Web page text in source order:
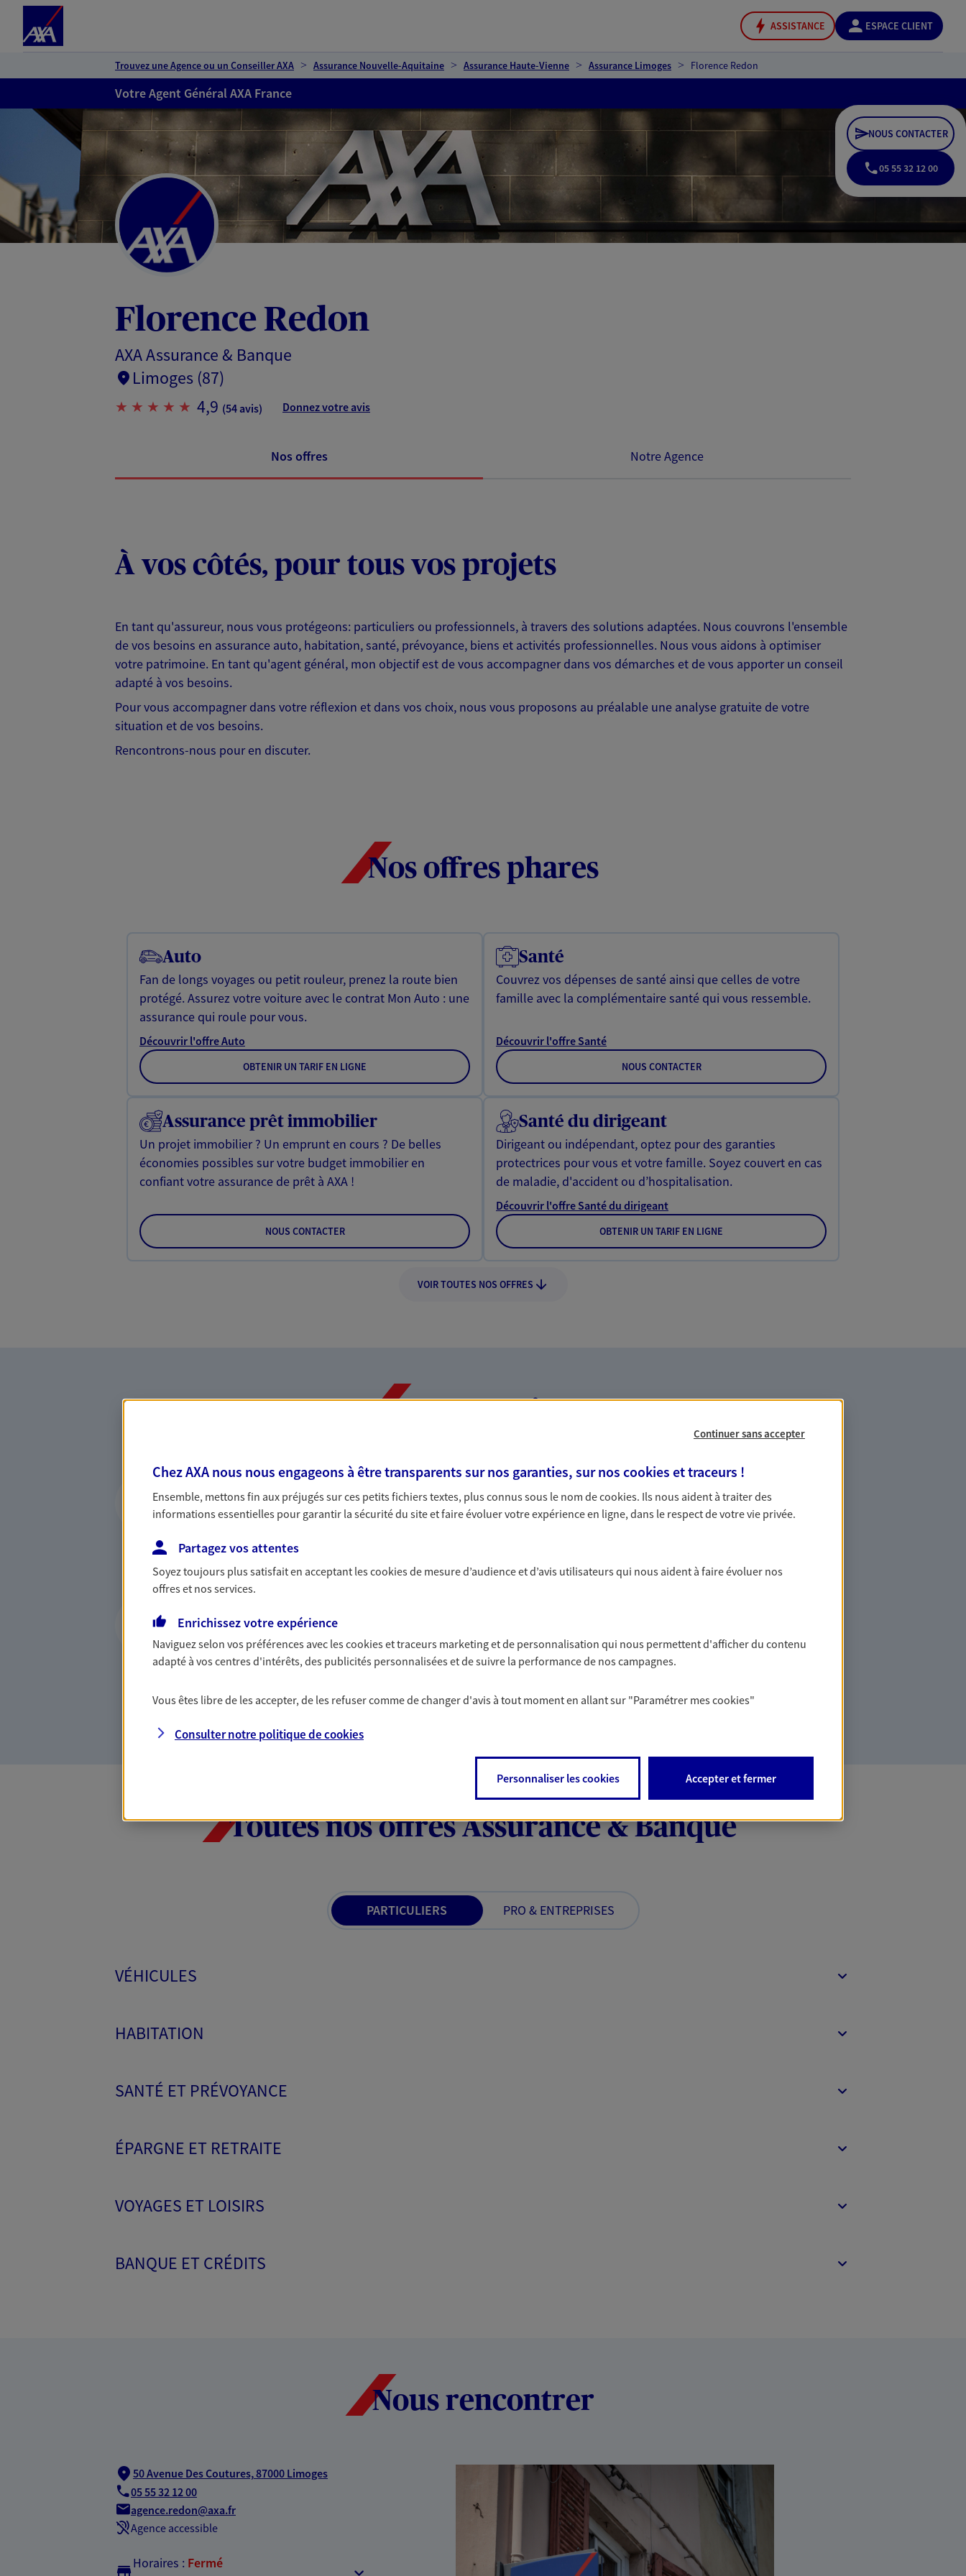
ASSISTANCE ESPACE CLIENT
Trouvez une Agence ou un Conseiller AXA Assurance Nouvelle-Aquitaine Assurance Haute-Vienne Assurance Limoges Florence Redon
Votre Agent Général AXA France
Florence Redon
AXA Assurance & Banque
Limoges (87)
4,9 (54 avis) Donnez votre avis
NOUS CONTACTER
05 55 32 12 00
Nos offres Notre Agence
À vos côtés, pour tous vos projets
En tant qu'assureur, nous vous protégeons: particuliers ou professionnels, à travers des solutions adaptées. Nous couvrons l'ensemble
de vos besoins en assurance auto, habitation, santé, prévoyance, biens et activités professionnelles. Nous vous aidons à optimiser
votre patrimoine. En tant qu'agent général, mon objectif est de vous accompagner dans vos démarches et de vous apporter un conseil
adapté à vos besoins.
Pour vous accompagner dans votre réflexion et dans vos choix, nous vous proposons au préalable une analyse gratuite de votre
situation et de vos besoins.
Rencontrons-nous pour en discuter.
Nos offres phares
Auto
Fan de longs voyages ou petit rouleur, prenez la route bien
protégé. Assurez votre voiture avec le contrat Mon Auto : une
assurance qui roule pour vous.
Découvrir l'offre Auto
OBTENIR UN TARIF EN LIGNE
Santé
Couvrez vos dépenses de santé ainsi que celles de votre
famille avec la complémentaire santé qui vous ressemble.
Découvrir l'offre Santé
NOUS CONTACTER
Assurance prêt immobilier
Un projet immobilier ? Un emprunt en cours ? De belles
économies possibles sur votre budget immobilier en
confiant votre assurance de prêt à AXA !
NOUS CONTACTER
Santé du dirigeant
Dirigeant ou indépendant, optez pour des garanties
protectrices pour vous et votre famille. Soyez couvert en cas
de maladie, d'accident ou d’hospitalisation.
Découvrir l'offre Santé du dirigeant
OBTENIR UN TARIF EN LIGNE
VOIR TOUTES NOS OFFRES
Nos expertises
Vous accompagner dans vos moments
de vie
accompagnons sur tous vos besoins d'assurance
particuliers : auto, habitation, santé… À chaque moment de
vie son offre.
Proposer des solutions de
complémentaire santé
complémentaire santé qui répond à vos besoins et à votre
citoyenne
Epargne responsable, solidaire, citoyenne… au-delà des
offres qui donnent du sens à votre épargne et reflètent vos
préoccupations environnementales et sociétales.
Gérez et optimisez votre patrimoine avec nos solutions pour
Toutes nos offres Assurance & Banque
PARTICULIERS PRO & ENTREPRISES
VÉHICULES
HABITATION
SANTÉ ET PRÉVOYANCE
ÉPARGNE ET RETRAITE
VOYAGES ET LOISIRS
BANQUE ET CRÉDITS
Nous rencontrer
50 Avenue Des Coutures,87000 Limoges
05 55 32 12 00
agence.redon@axa.fr
Agence accessible
Horaires : Fermé
Continuer sans accepter
Chez AXA nous nous engageons à être transparents sur nos garanties, sur nos cookies et traceurs !
Ensemble, mettons fin aux préjugés sur ces petits fichiers textes, plus connus sous le nom decookies. Ils nous aident à traiter des
informations essentielles pour garantir la sécurité du site et faire évoluer votre expérience en ligne, dans le respect de votre vie privée.
Partagez vos attentes
Soyez toujours plus satisfait en acceptant lescookiesde mesure d’audience et d’avis utilisateurs qui nous aident à faire évoluer nos
offres et nos services.
Enrichissez votre expérience
Naviguez selon vos préférences avec lescookies et traceurs marketing et de personnalisation qui nous permettent d'afficher du contenu
adapté à vos centres d'intérêts, des publicités personnalisées et de suivre la performance de nos campagnes.
Vous êtes libre de les accepter, de les refuser comme de changer d'avis à tout moment en allant sur "Paramétrer mescookies"
Consulter notre politique decookies
Personnaliser les cookies Accepter et fermer